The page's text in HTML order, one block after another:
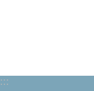
:::